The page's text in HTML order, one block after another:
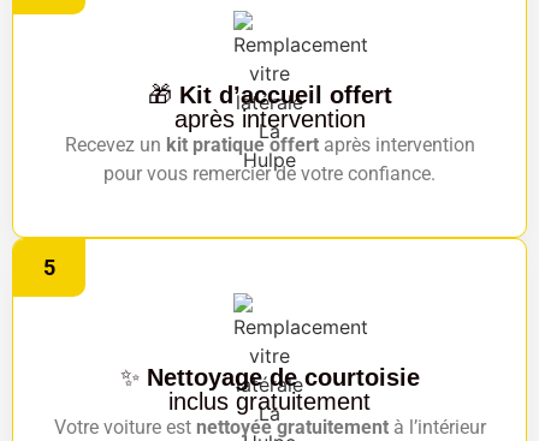
🎁 Kit d’accueil offert
après intervention
Recevez un kit pratique offertaprès intervention
pour vous remercier de votre confiance.
5
✨ Nettoyage de courtoisie
inclus gratuitement
Votre voiture est nettoyée gratuitementà l’intérieur